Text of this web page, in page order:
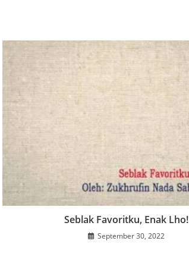
Seblak Favoritku, Enak Lho!
September 30, 2022